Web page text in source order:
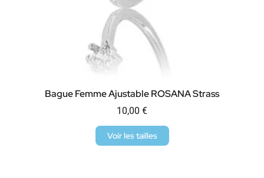
Bague Femme Ajustable ROSANA Strass
10,00 €
Voir les tailles